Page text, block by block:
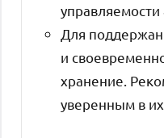
Для
и
хранение.
уверенным в их